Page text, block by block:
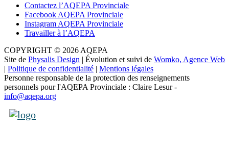
Contactez l’AQEPA Provinciale
Facebook AQEPA Provinciale
Instagram AQEPA Provinciale
Travailler à l’AQEPA
COPYRIGHT © 2026 AQEPA
Site de Physalis Design | Évolution et suivi de Womko, Agence Web
| Politique de confidentialité | Mentions légales
Personne responsable de la protection des renseignements
personnels pour l'AQEPA Provinciale : Claire Lesur -
info@aqepa.org